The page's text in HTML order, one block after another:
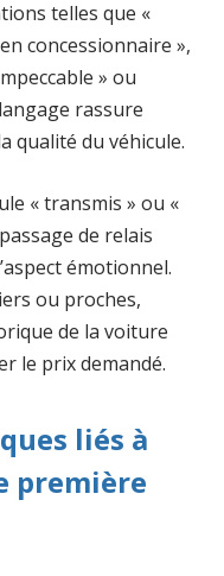
telles que «
concessionnaire »,
» ou
rassure
qualité du véhicule.
« transmis » ou «
de relais
émotionnel.
ou proches,
de la voiture
le prix demandé.
liés à
première